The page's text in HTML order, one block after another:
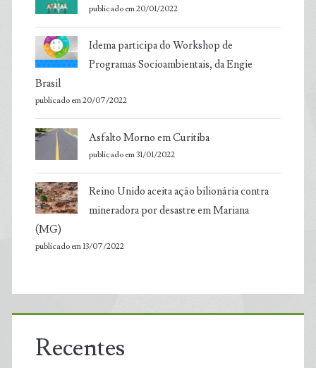
publicado em 20/01/2022
Idema participa do Workshop de
Programas Socioambientais, da Engie
Brasil
publicado em 20/07/2022
Asfalto Morno em Curitiba
publicado em 31/01/2022
Reino Unido aceita ação bilionária contra
mineradora por desastre em Mariana
(MG)
publicado em 13/07/2022
Recentes